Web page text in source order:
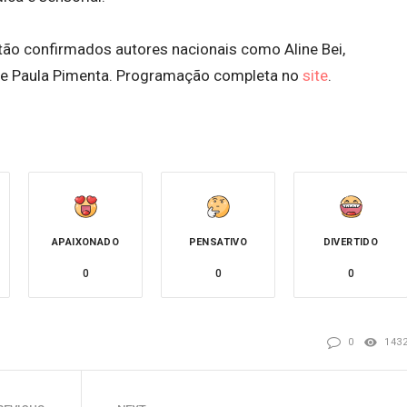
confirmados autores nacionais como Aline Bei,
Paula Pimenta. Programação completa no site.
APAIXONADO
0
PENSATIVO
0
DIVERTIDO
0
0 1432